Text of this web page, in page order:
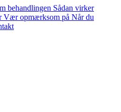
behandlingen Sådan virker
Vær opmærksom på Når du